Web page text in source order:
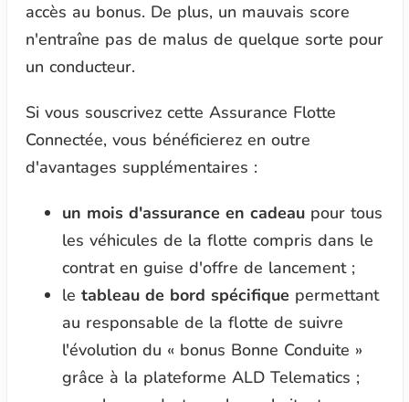
accès au bonus. De plus, un mauvais score
n'entraîne pas de malus de quelque sorte pour
un conducteur.
Si vous souscrivez cette Assurance Flotte
Connectée, vous bénéficierez en outre
d'avantages supplémentaires :
un mois d'assurance en cadeaupour tous
les véhicules de la flotte compris dans le
contrat en guise d'offre de lancement ;
le tableau de bord spécifique permettant
au responsable de la flotte de suivre
l'évolution du « bonus Bonne Conduite »
grâce à la plateforme ALD Telematics ;